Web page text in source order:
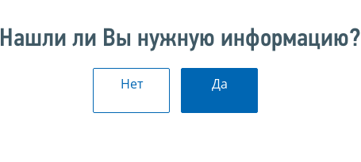
Нашли ли Вы нужную информацию?
Нет Да